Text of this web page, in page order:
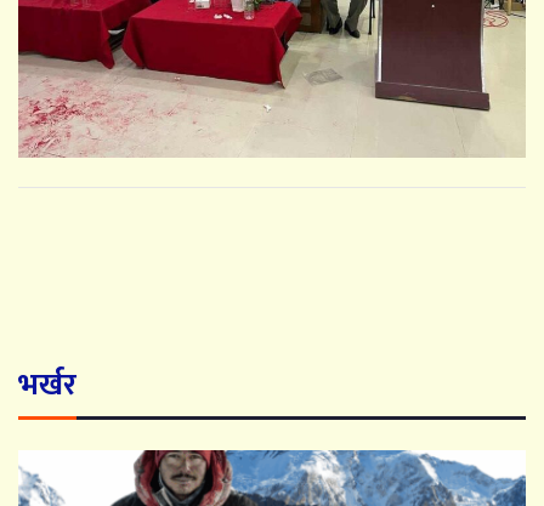
भर्खर